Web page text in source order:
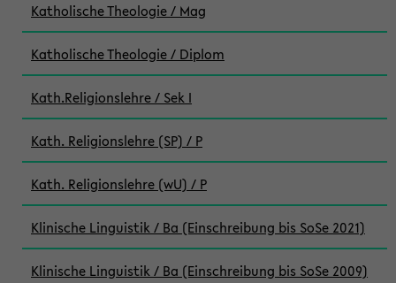
Katholische Theologie / Mag
Katholische Theologie / Diplom
Kath.Religionslehre / Sek I
Kath. Religionslehre (SP) / P
Kath. Religionslehre (wU) / P
Klinische Linguistik / Ba (Einschreibung bis SoSe 2021)
Klinische Linguistik / Ba (Einschreibung bis SoSe 2009)